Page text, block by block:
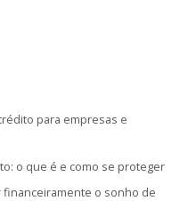
para empresas e
o que é e como se proteger
financeiramente o sonho de